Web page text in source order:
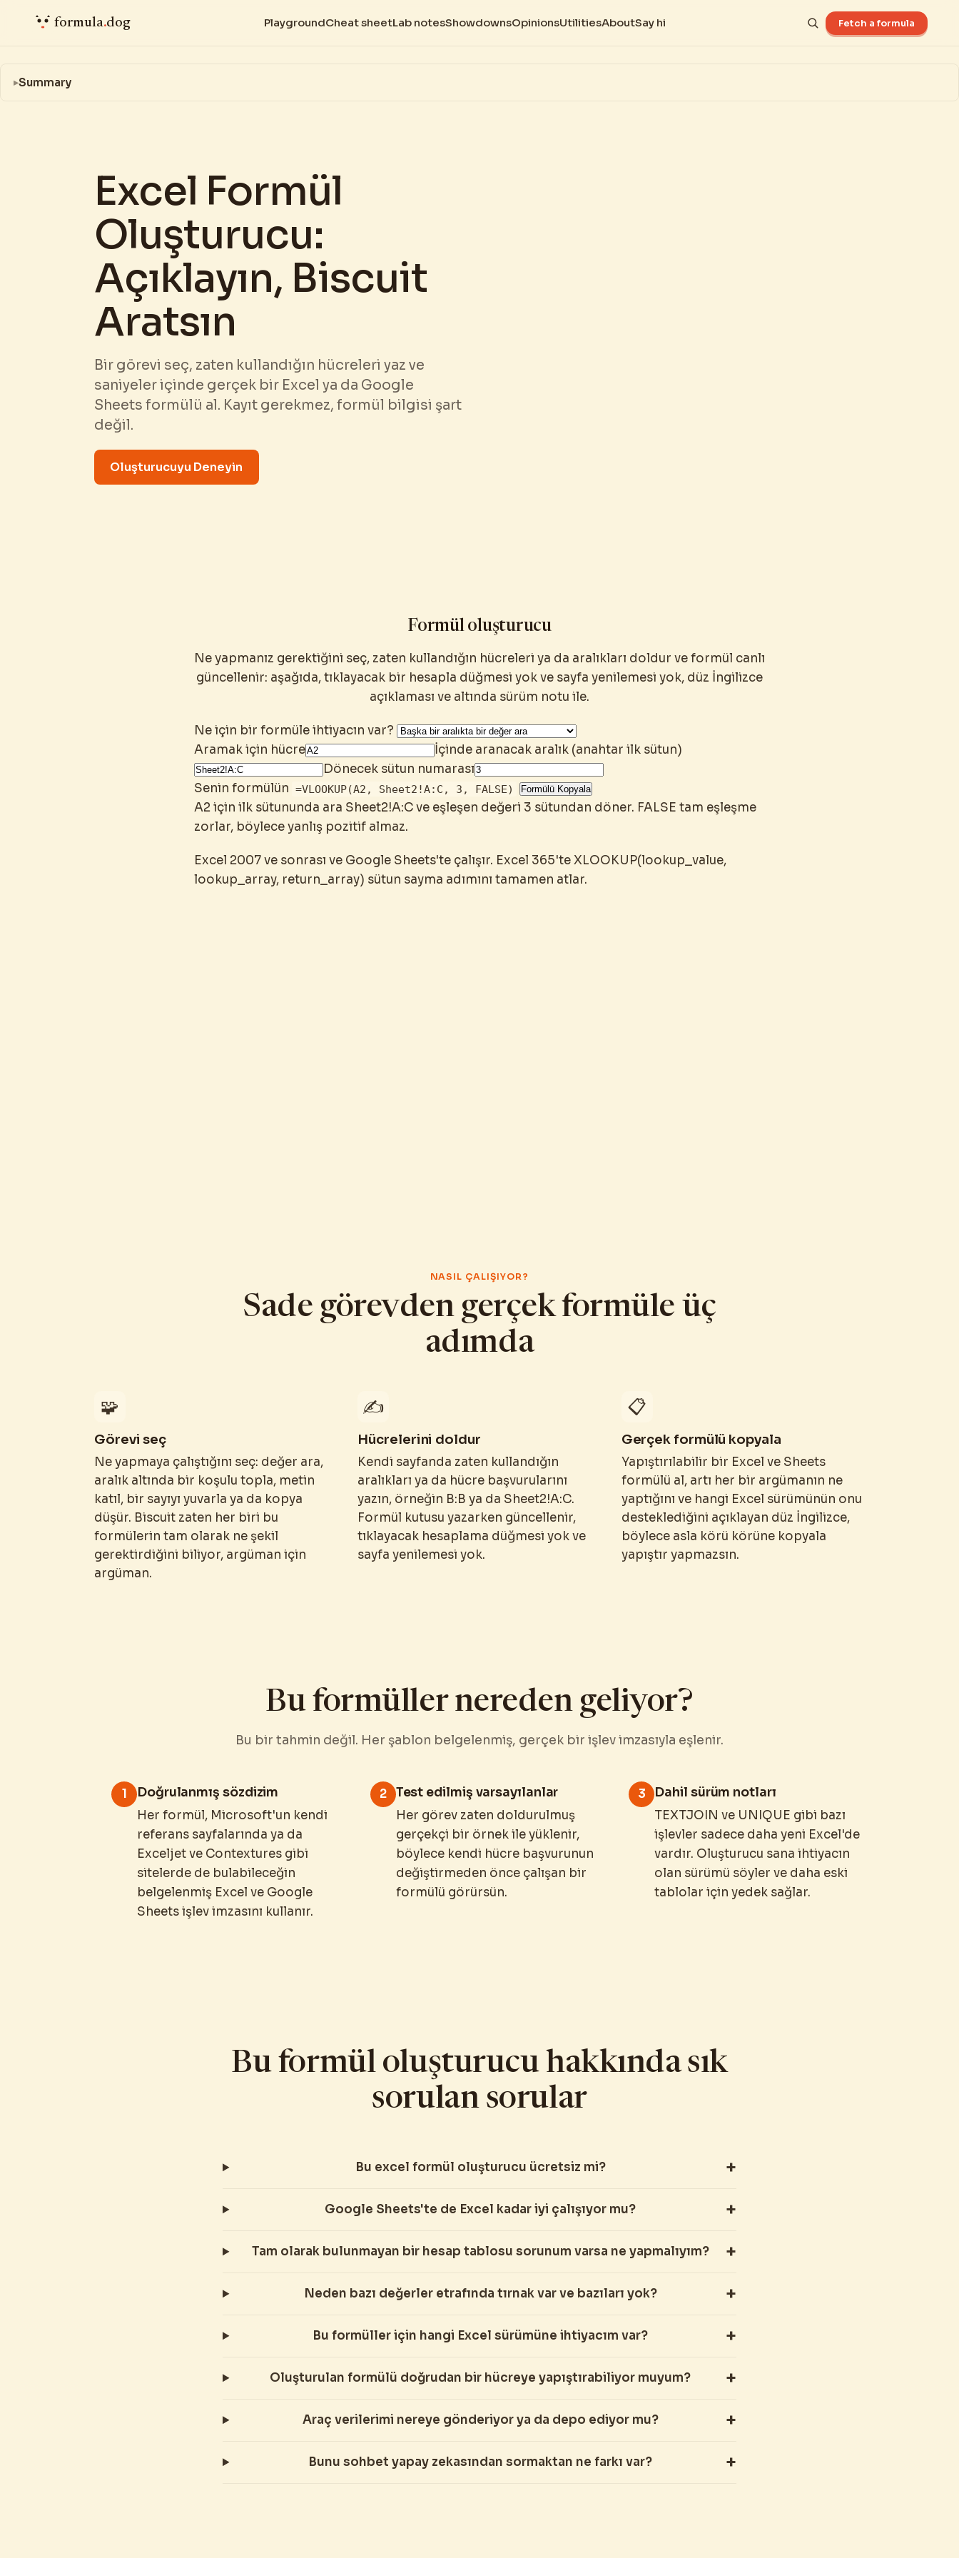
Summary
Excel Formül
Oluşturucu:
Açıklayın, Biscuit
Aratsın
Bir görevi seç, zaten kullandığın hücreleri yaz ve
saniyeler içinde gerçek bir Excel ya da Google
Sheets formülü al. Kayıt gerekmez, formül bilgisi şart
değil.
Oluşturucuyu Deneyin
Formül oluşturucu
Ne yapmanız gerektiğini seç, zaten kullandığın hücreleri ya da aralıkları doldur ve formül canlı
güncellenir: aşağıda, tıklayacak bir hesapla düğmesi yok ve sayfa yenilemesi yok, düz İngilizce
açıklaması ve altında sürüm notu ile.
Ne için bir formüle ihtiyacın var?
Aramak için hücre
İçinde aranacak aralık (anahtar ilk sütun)
Dönecek sütun numarası
Senin formülün =VLOOKUP(A2, Sheet2!A:C, 3, FALSE) Formülü Kopyala
A2 için ilk sütununda ara Sheet2!A:C ve eşleşen değeri 3 sütundan döner. FALSE tam eşleşme
zorlar, böylece yanlış pozitif almaz.
Excel 2007 ve sonrası ve Google Sheets'te çalışır. Excel 365'te XLOOKUP(lookup_value,
lookup_array, return_array) sütun sayma adımını tamamen atlar.
NASIL ÇALIŞIYOR?
Sade görevden gerçek formüle üç
adımda
🧩
Görevi seç
Ne yapmaya çalıştığını seç: değer ara,
aralık altında bir koşulu topla, metin
katıl, bir sayıyı yuvarla ya da kopya
düşür. Biscuit zaten her biri bu
formülerin tam olarak ne şekil
gerektirdiğini biliyor, argüman için
argüman.
✍️
Hücrelerini doldur
Kendi sayfanda zaten kullandığın
aralıkları ya da hücre başvurularını
yazın, örneğin B:B ya da Sheet2!A:C.
Formül kutusu yazarken güncellenir,
tıklayacak hesaplama düğmesi yok ve
sayfa yenilemesi yok.
📋
Gerçek formülü kopyala
Yapıştırılabilir bir Excel ve Sheets
formülü al, artı her bir argümanın ne
yaptığını ve hangi Excel sürümünün onu
desteklediğini açıklayan düz İngilizce,
böylece asla körü körüne kopyala
yapıştır yapmazsın.
Bu formüller nereden geliyor?
Bu bir tahmin değil. Her şablon belgelenmiş, gerçek bir işlev imzasıyla eşlenir.
1 Doğrulanmış sözdizim
Her formül, Microsoft'un kendi
referans sayfalarında ya da
Exceljet ve Contextures gibi
sitelerde de bulabileceğin
belgelenmiş Excel ve Google
Sheets işlev imzasını kullanır.
2 Test edilmiş varsayılanlar
Her görev zaten doldurulmuş
gerçekçi bir örnek ile yüklenir,
böylece kendi hücre başvurunun
değiştirmeden önce çalışan bir
formülü görürsün.
3 Dahil sürüm notları
TEXTJOIN ve UNIQUE gibi bazı
işlevler sadece daha yeni Excel'de
vardır. Oluşturucu sana ihtiyacın
olan sürümü söyler ve daha eski
tablolar için yedek sağlar.
Bu formül oluşturucu hakkında sık
sorulan sorular
Bu excel formül oluşturucu ücretsiz mi?
Google Sheets'te de Excel kadar iyi çalışıyor mu?
Tam olarak bulunmayan bir hesap tablosu sorunum varsa ne yapmalıyım?
Neden bazı değerler etrafında tırnak var ve bazıları yok?
Bu formüller için hangi Excel sürümüne ihtiyacım var?
Oluşturulan formülü doğrudan bir hücreye yapıştırabiliyor muyum?
Araç verilerimi nereye gönderiyor ya da depo ediyor mu?
Bunu sohbet yapay zekasından sormaktan ne farkı var?
formula.dog PlaygroundCheat sheetLab notesShowdownsOpinionsUtilitiesAboutSay hi Fetch a formula